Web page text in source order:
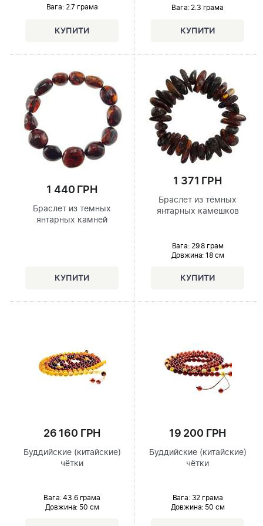
Вага: 2.7 грама Вага: 2.3 грама
1 440 ГРН
Браслет из темных
янтарных камней
1 371 ГРН
Браслет из тёмных
янтарных камешков
Вага: 29.8 грам
Довжина: 18 см
26 160 ГРН
Буддийские (китайские)
чётки
Вага: 43.6 грама
Довжина: 50 см
19 200 ГРН
Буддийские (китайские)
чётки
Вага: 32 грама
Довжина: 50 см